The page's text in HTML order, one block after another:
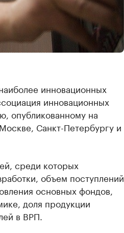
инновационных
инновационных
опубликованному на
Санкт-Петербургу и
среди которых
объем поступлений
основных фондов,
доля продукции
в ВРП.